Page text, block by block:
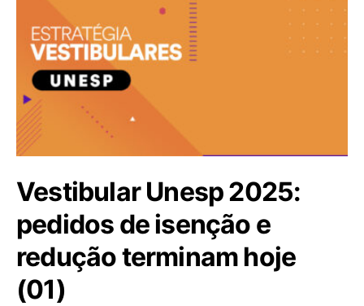
Vestibular Unesp 2025:
pedidos de isenção e
redução terminam hoje
(01)